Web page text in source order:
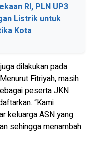
RI, PLN UP3
Listrik untuk
Kota
dilakukan pada
Fitriyah, masih
peserta JKN
“Kami
keluarga ASN yang
sehingga menambah